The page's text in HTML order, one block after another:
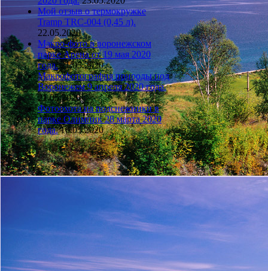
Мой отзыв о термокружке
Tramp TRC-004 (0,45 л).
22.05.2020
Макро-фото в воронежском
парке Арена от 19 мая 2020
года. 21.05.2020
Макрофотография природы под
Воронежем 9 апреля 2020 года.
21.05.2020
Фотоохота на подснежники в
парке Олимпик 28 марта 2020
года. 16.05.2020